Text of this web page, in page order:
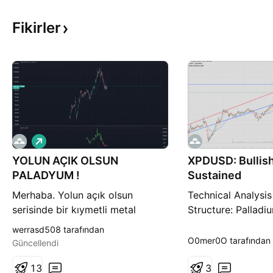
Fikirler
YOLUN AÇIK OLSUN
PALADYUM !
Merhaba. Yolun açık olsun
serisinde bir kıymetli metal
ağırlayacağımı hiç düşünmezdim.
Kıymetli metallerde ucuzluk pek
etmeyi de bırakmıştım. Ama
A
l
werrasd508 tarafından
Güncellendi
1 3
XPDUSD:
Sustained
Technical
Structure:
ascending
year, the price
O0mer0O tarafından
3